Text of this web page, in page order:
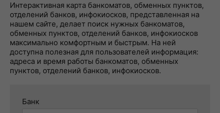
Интерактивная карта банкоматов, обменных пунктов,
отделений банков, инфокиосков, представленная на
нашем сайте, делает поиск нужных банкоматов,
обменных пунктов, отделений банков, инфокиосков
максимально комфортным и быстрым. На ней
доступна полезная для пользователей информация:
адреса и время работы банкоматов, обменных
пунктов, отделений банков, инфокиосков.
Банк